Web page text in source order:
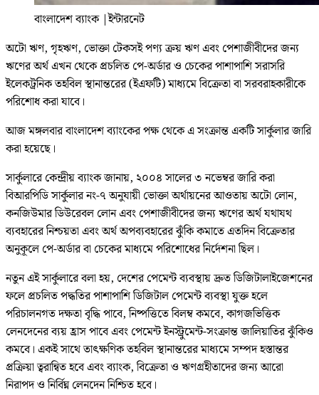
বাংলাদেশ ব্যাংক |ইন্টারনেট
অটো ঋণ, গৃহঋণ, ভোক্তা টেকসই পণ্য ক্রয় ঋণ এবং পেশাজীবীদের জন্য
ঋণের অর্থ এখন থেকে প্রচলিত পে-অর্ডার ও চেকের পাশাপাশি সরাসরি
ইলেকট্রনিক তহবিল স্থানান্তরের (ইএফটি) মাধ্যমে বিক্রেতা বা সরবরাহকারীকে
পরিশোধ করা যাবে।
আজ মঙ্গলবার বাংলাদেশ ব্যাংকের পক্ষ থেকে এ সংক্রান্ত একটি সার্কুলার জারি
করা হয়েছে।
সার্কুলারে কেন্দ্রীয় ব্যাংক জানায়, ২০০৪ সালের ৩ নভেম্বর জারি করা
বিআরপিডি সার্কুলার নং-৭ অনুযায়ী ভোক্তা অর্থায়নের আওতায় অটো লোন,
কনজিউমার ডিউরেবল লোন এবং পেশাজীবীদের জন্য ঋণের অর্থ যথাযথ
ব্যবহারের নিশ্চয়তা এবং অর্থ অপব্যবহারের ঝুঁকি কমাতে এতদিন বিক্রেতার
অনুকূলে পে-অর্ডার বা চেকের মাধ্যমে পরিশোধের নির্দেশনা ছিল।
নতুন এই সার্কুলারে বলা হয়, দেশের পেমেন্ট ব্যবস্থায় দ্রুত ডিজিটালাইজেশনের
ফলে প্রচলিত পদ্ধতির পাশাপাশি ডিজিটাল পেমেন্ট ব্যবস্থা যুক্ত হলে
পরিচালনগত দক্ষতা বৃদ্ধি পাবে, নিষ্পত্তিতে বিলম্ব কমবে, কাগজভিত্তিক
লেনদেনের ব্যয় হ্রাস পাবে এবং পেমেন্ট ইনস্ট্রুমেন্ট-সংক্রান্ত জালিয়াতির ঝুঁকিও
কমবে। একই সাথে তাৎক্ষণিক তহবিল স্থানান্তরের মাধ্যমে সম্পদ হস্তান্তর
প্রক্রিয়া ত্বরান্বিত হবে এবং ব্যাংক, বিক্রেতা ও ঋণগ্রহীতাদের জন্য আরো
নিরাপদ ও নির্বিঘ্ন লেনদেন নিশ্চিত হবে।